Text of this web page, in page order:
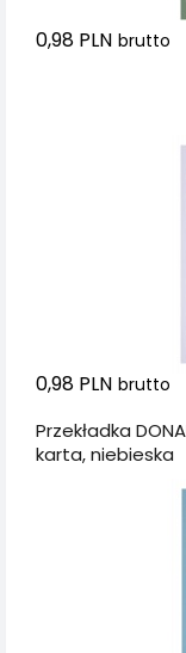
0,98 PLN brutto
0,98 PLN brutto
Przekładka
karta, niebieska